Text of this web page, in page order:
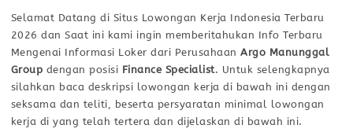
Selamat Datang di Situs Lowongan Kerja Indonesia Terbaru
2026 dan Saat ini kami ingin memberitahukan Info Terbaru
Mengenai Informasi Loker dari PerusahaanArgo Manunggal
Group dengan posisi Finance Specialist. Untuk selengkapnya
silahkan baca deskripsi lowongan kerja di bawah ini dengan
seksama dan teliti, beserta persyaratan minimal lowongan
kerja di yang telah tertera dan dijelaskan di bawah ini.